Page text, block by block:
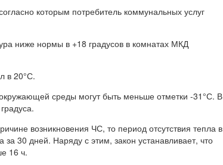
которым потребитель коммунальных услуг
ниже нормы в +18 градусов в комнатах МКД
в 20°С.
среды могут быть меньше отметки -31°С. В
возникновения ЧС, то период отсутствия тепла в
30 дней. Наряду с этим, закон устанавливает, что
16 ч.